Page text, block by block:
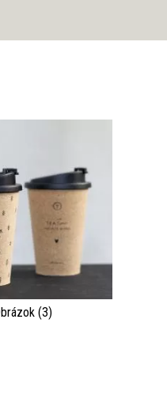
(3)